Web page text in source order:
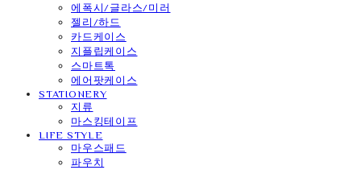
에폭시/글라스/미러
젤리/하드
카드케이스
지플립케이스
스마트톡
에어팟케이스
STATIONERY
지류
마스킹테이프
LIFE STYLE
마우스패드
파우치